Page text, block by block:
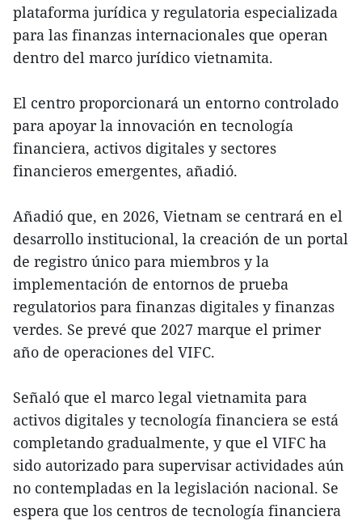
plataforma jurídica y regulatoria especializada
para las finanzas internacionales que operan
dentro del marco jurídico vietnamita.
El centro proporcionará un entorno controlado
para apoyar la innovación en tecnología
financiera, activos digitales y sectores
financieros emergentes, añadió.
Añadió que, en 2026, Vietnam se centrará en el
desarrollo institucional, la creación de un portal
de registro único para miembros y la
implementación de entornos de prueba
regulatorios para finanzas digitales y finanzas
verdes. Se prevé que 2027 marque el primer
año de operaciones del VIFC.
Señaló que el marco legal vietnamita para
activos digitales y tecnología financiera se está
completando gradualmente, y que el VIFC ha
sido autorizado para supervisar actividades aún
no contempladas en la legislación nacional. Se
espera que los centros de tecnología financiera